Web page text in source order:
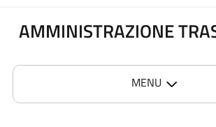
AMMINISTRAZIONE
MENU